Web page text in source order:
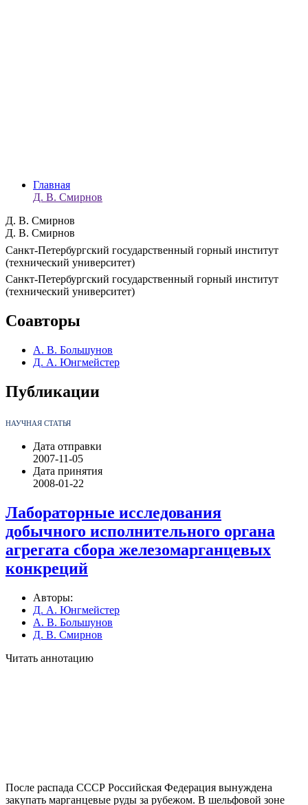
Главная
Д. В. Смирнов
Д. В. Смирнов
Д. В. Смирнов
Санкт-Петербургский государственный горный институт
(технический университет)
Санкт-Петербургский государственный горный институт
(технический университет)
Соавторы
А. В. Большунов
Д. А. Юнгмейстер
Публикации
НАУЧНАЯ СТАТЬЯ
Дата отправки
2007-11-05
Дата принятия
2008-01-22
Лабораторные исследования
добычного исполнительного органа
агрегата сбора железомарганцевых
конкреций
Авторы:
Д. А. Юнгмейстер
А. В. Большунов
Д. В. Смирнов
Читать аннотацию
После распада СССР Российская Федерация вынуждена
закупать марганцевые руды за рубежом. В шельфовой зоне